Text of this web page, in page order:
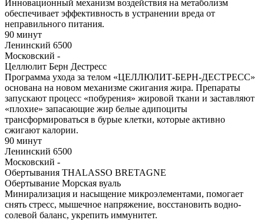
Инновационный механизм воздействия на метаболизм
обеспечивает эффективность в устранении вреда от
неправильного питания.
90 минут
Ленинский 6500
Московский -
Целлюлит Берн Дестресс
Программа ухода за телом «ЦЕЛЛЮЛИТ-БЕРН-ДЕСТРЕСС»
основана на новом механизме сжигания жира. Препараты
запускают процесс «побурения» жировой ткани и заставляют
«плохие» запасающие жир белые адипоциты
трансформироваться в бурые клетки, которые активно
сжигают калории.
90 минут
Ленинский 6500
Московский -
Обертывания THALASSO BRETAGNE
Обертывание Морская вуаль
Минирализация и насыщение микроэлементами, помогает
снять стресс, мышечное напряжение, восстановить водно-
солевой баланс, укрепить иммунитет.